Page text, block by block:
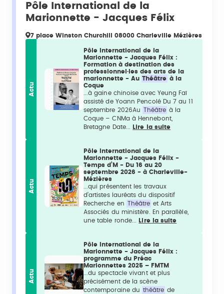
Pôle International de la
Marionnette - Jacques Félix
7 place Winston Churchill 08000 Charleville Mézières
Actu
Pôle International de la
Marionnette - Jacques Félix :
Formation à destination des
professionnel·les des arts de la
marionnette - Au Théâtre à la
Coque
...à gaine chinoise avec Yeung Faï
assisté de Yoann Pencolé Du 7 au 11
septembre 2026Au Théâtre à la
Coque – CNMa à Hennebont,
Bretagne Date...
Lire la suite
Actu
Pôle International de la
Marionnette - Jacques Félix -
Temps d’M - Du 16 au 20
septembre 2026 - à Charleville-
Mézières
...qui présentent les travaux
d’artistes lauréats du dispositif
Recherche en Théâtre et Arts
Associés du ministère. En parallèle,
une table ronde...
Lire la suite
Actu
Pôle International de la
Marionnette - Jacques Félix :
programme du Préac
Marionnettes 2025 – FMTM
...du spectacle vivant et plus
précisément de la scène
contemporaine du théâtre de